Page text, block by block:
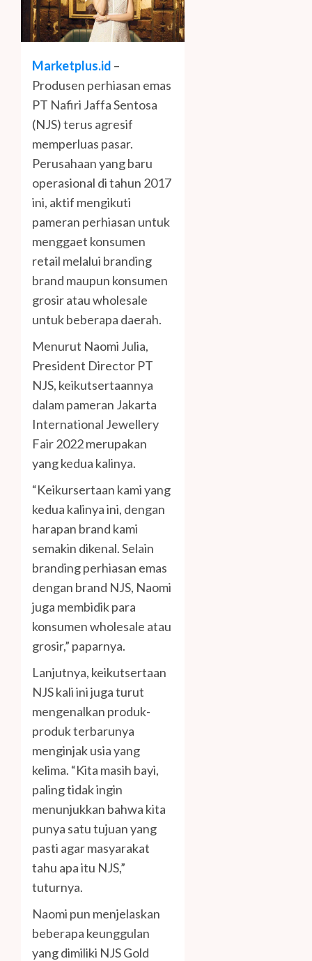
Marketplus.id –
Produsen perhiasan emas
PT Nafiri Jaffa Sentosa
(NJS) terus agresif
memperluas pasar.
Perusahaan yang baru
operasional di tahun 2017
ini, aktif mengikuti
pameran perhiasan untuk
menggaet konsumen
retail melalui branding
brand maupun konsumen
grosir atau wholesale
untuk beberapa daerah.
Menurut Naomi Julia,
President Director PT
NJS, keikutsertaannya
dalam pameran Jakarta
International Jewellery
Fair 2022 merupakan
yang kedua kalinya.
“Keikursertaan kami yang
kedua kalinya ini, dengan
harapan brand kami
semakin dikenal. Selain
branding perhiasan emas
dengan brand NJS, Naomi
juga membidik para
konsumen wholesale atau
grosir,” paparnya.
Lanjutnya, keikutsertaan
NJS kali ini juga turut
mengenalkan produk-
produk terbarunya
menginjak usia yang
kelima. “Kita masih bayi,
paling tidak ingin
menunjukkan bahwa kita
punya satu tujuan yang
pasti agar masyarakat
tahu apa itu NJS,”
tuturnya.
Naomi pun menjelaskan
beberapa keunggulan
yang dimiliki NJS Gold